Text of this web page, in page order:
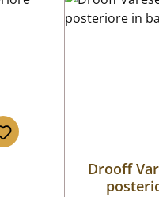
Drooff